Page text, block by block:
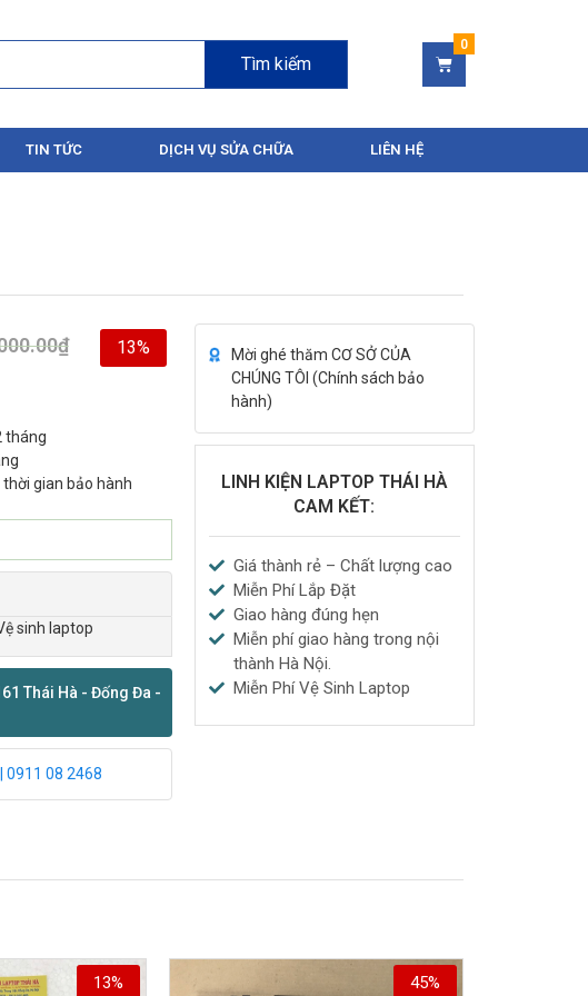
Tìm kiếm
TIN TỨC DỊCH VỤ SỬA CHỮA LIÊN HỆ
₫ 13%
tháng
gian bảo hành
sinh laptop
Thái Hà - Đống Đa -
0911 08 2468
Mời ghé thăm CƠ SỞ CỦA
CHÚNG TÔI (Chính sách bảo
hành)
LINH KIỆN LAPTOP THÁI HÀ
CAM KẾT:
Giá thành rẻ – Chất lượng cao
Miễn Phí Lắp Đặt
Giao hàng đúng hẹn
Miễn phí giao hàng trong nội
thành Hà Nội.
Miễn Phí Vệ Sinh Laptop
13% 45%